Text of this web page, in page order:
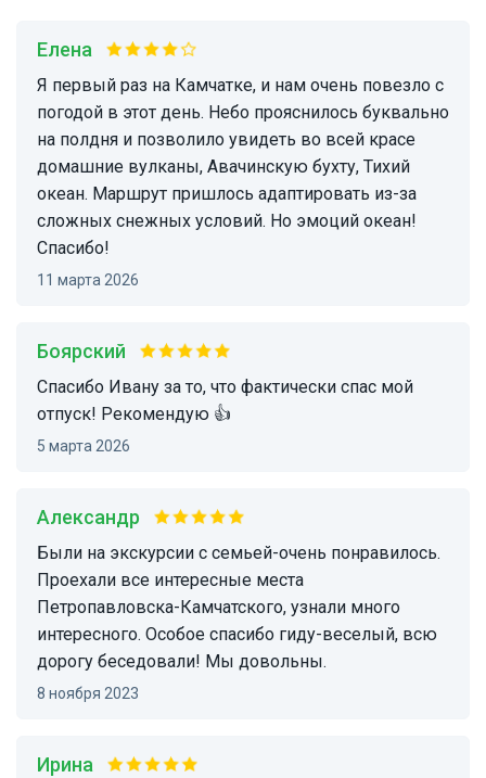
Елена
Я первый раз на Камчатке, и нам очень повезло с
погодой в этот день. Небо прояснилось буквально
на полдня и позволило увидеть во всей красе
домашние вулканы, Авачинскую бухту, Тихий
океан. Маршрут пришлось адаптировать из-за
сложных снежных условий. Но эмоций океан!
Спасибо!
11 марта 2026
Боярский
Спасибо Ивану за то, что фактически спас мой
отпуск! Рекомендую 👍
5 марта 2026
Александр
Были на экскурсии с семьей-очень понравилось.
Проехали все интересные места
Петропавловска-Камчатского, узнали много
интересного. Особое спасибо гиду-веселый, всю
дорогу беседовали! Мы довольны.
8 ноября 2023
Ирина